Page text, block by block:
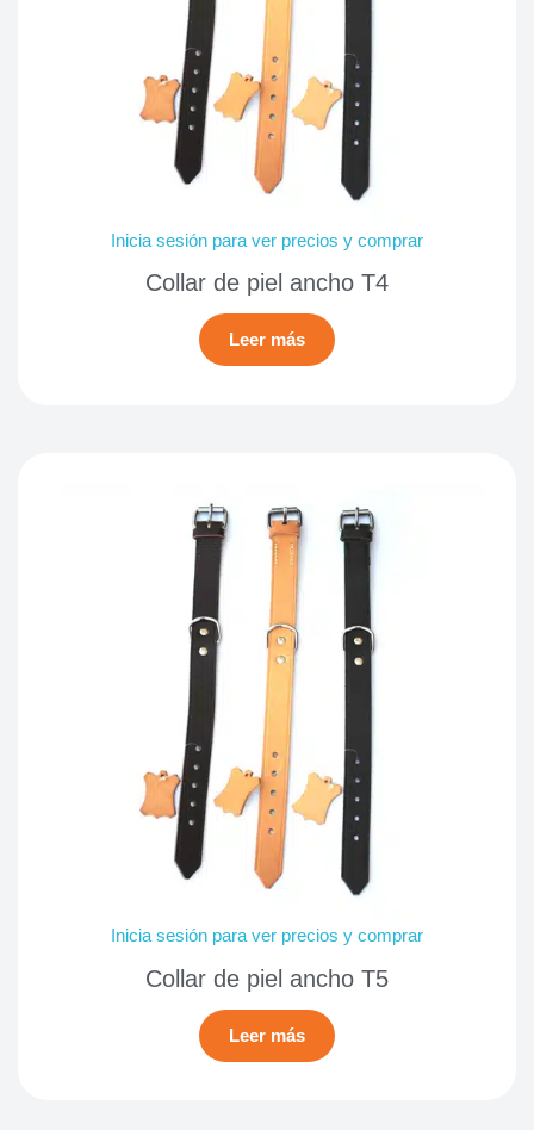
Inicia sesión para ver precios y comprar
Collar de piel ancho T4
Leer más
Inicia sesión para ver precios y comprar
Collar de piel ancho T5
Leer más